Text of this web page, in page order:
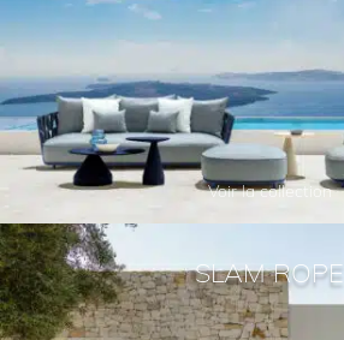
Voir la collection
SLAM ROPE